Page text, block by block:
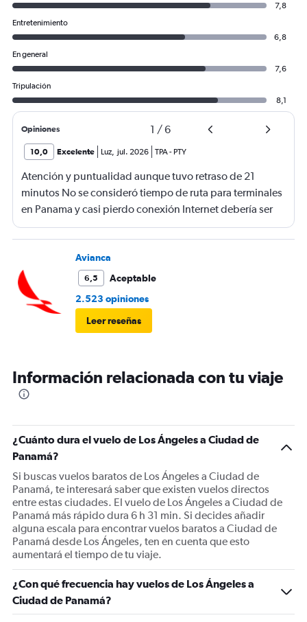
7,8
Entretenimiento
6,8
En general
7,6
Tripulación
8,1
Opiniones 1 /6
10,0 Excelente Luz, jul. 2026 TPA- PTY
Atención y puntualidad aunque tuvo retraso de 21
minutos No se consideró tiempo de ruta para terminales
en Panama y casi pierdo conexión Internet debería ser
gratis
Avianca
6,5
Aceptable
2.523 opiniones
Leer reseñas
Información relacionada con tu viaje
¿Cuánto dura el vuelo de Los Ángeles a Ciudad de
Panamá?
Si buscas vuelos baratos de Los Ángeles a Ciudad de
Panamá, te interesará saber que existen vuelos directos
entre estas ciudades. El vuelo de Los Ángeles a Ciudad de
Panamá más rápido dura 6 h 31 min. Si decides añadir
alguna escala para encontrar vuelos baratos a Ciudad de
Panamá desde Los Ángeles, ten en cuenta que esto
aumentará el tiempo de tu viaje.
¿Con qué frecuencia hay vuelos de Los Ángeles a
Ciudad de Panamá?